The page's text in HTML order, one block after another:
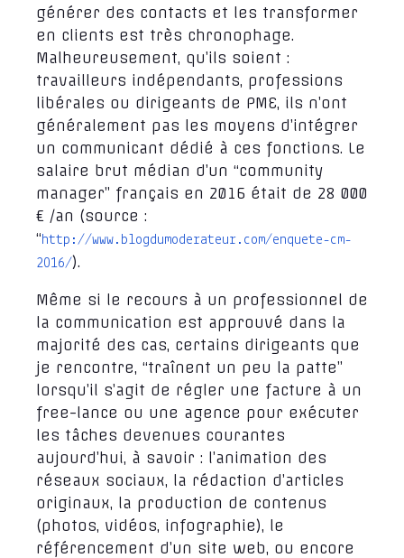
générer des contacts et les transformer
en clients est très chronophage.
Malheureusement, qu’ils soient :
travailleurs indépendants, professions
libérales ou dirigeants de PME, ils n’ont
généralement pas les moyens d’intégrer
un communicant dédié à ces fonctions. Le
salaire brut médian d’un “community
manager” français en 2016 était de 28 000
€ /an (source :
“http://www.blogdumoderateur.com/enquete-cm-
2016/).
Même si le recours à un professionnel de
la communication est approuvé dans la
majorité des cas, certains dirigeants que
je rencontre, “traînent un peu la patte”
lorsqu’il s’agit de régler une facture à un
free-lance ou une agence pour exécuter
les tâches devenues courantes
aujourd’hui, à savoir : l’animation des
réseaux sociaux, la rédaction d’articles
originaux, la production de contenus
(photos, vidéos, infographie), le
référencement d’un site web, ou encore